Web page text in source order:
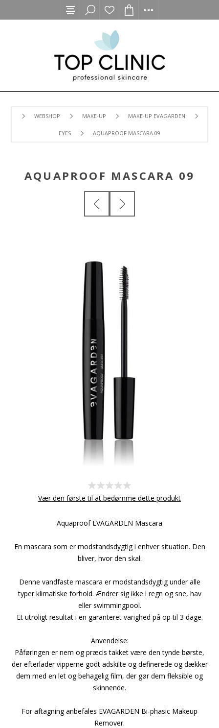
WEBSHOP MAKE-UP MAKE-UP EVAGARDEN
EYES AQUAPROOF MASCARA 09
AQUAPROOF MASCARA 09
Vær den første til at bedømme dette produkt
Aquaproof EVAGARDEN Mascara
En mascara som er modstandsdygtig i enhver situation. Den
bliver, hvor den skal.
Denne vandfaste mascara er modstandsdygtig under alle
typer klimatiske forhold. Ændrer sig ikke i regn og sne, hav
eller swimmingpool.
Et utroligt resultat i en garanteret varighed på op til 3 dage.
Anvendelse:
Påføringen er nem og præcis takket være den tynde børste,
der efterlader vipperne godt adskilte og definerede og dækker
dem med en let og behagelig film, der gør dem fleksible og
skinnende.
For aftagning anbefales EVAGARDEN Bi-phasic Makeup
Remover.